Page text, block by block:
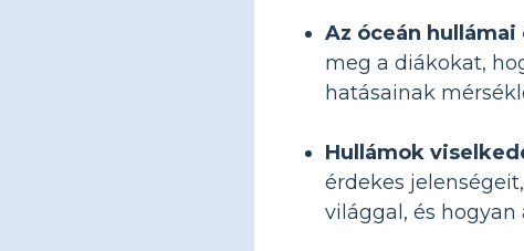
Az óceán
meg a diákokat,
hatásainak
Hullámok
érdekes
világgal, és hogyan